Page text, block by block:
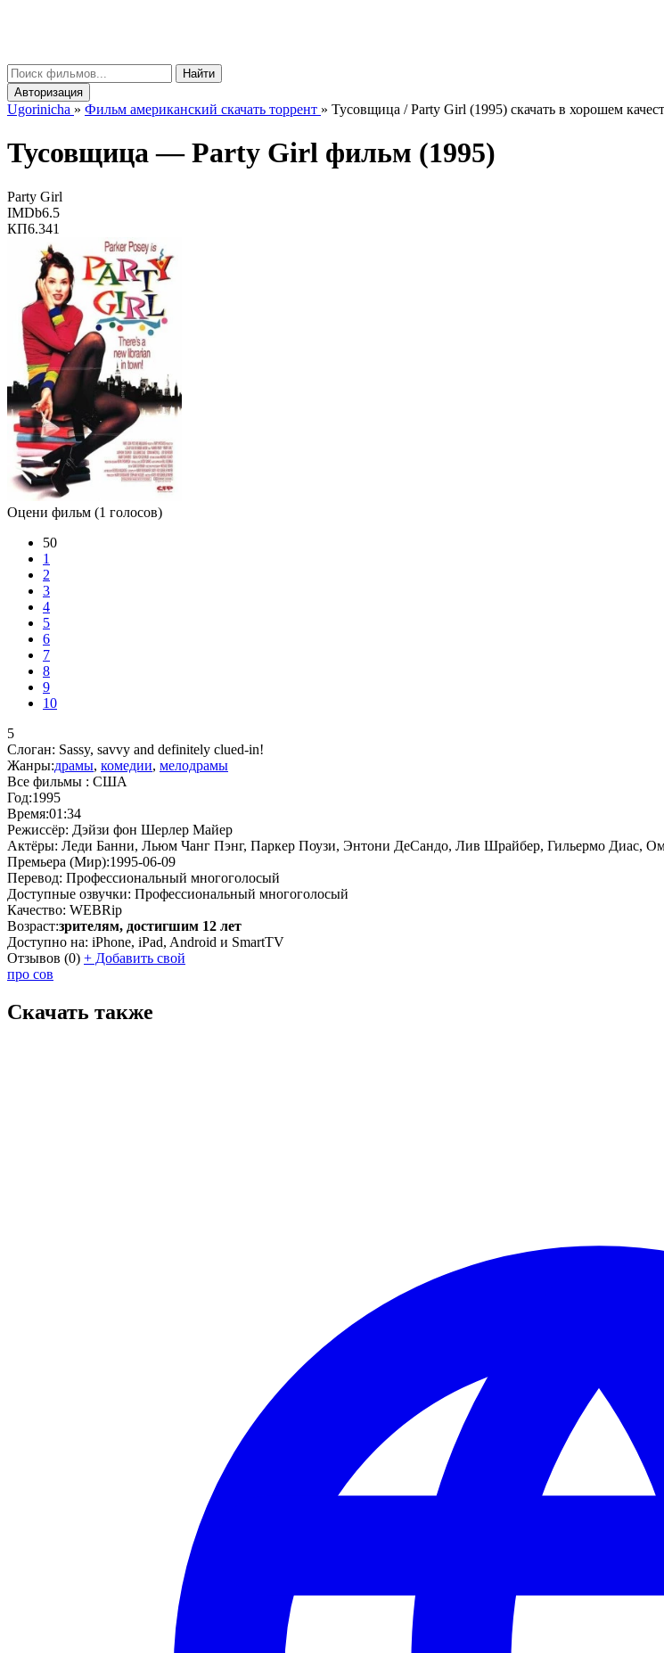
Найти
Авторизация
Ugorinicha » Фильм американский скачать торрент » Тусовщица / Party Girl (1995) скачать в хорошем
Тусовщица —Party Girl фильм (1995)
Party Girl
IMDb6.5
КП6.341
Оцени фильм (1 голосов)
50
1
2
3
4
5
6
7
8
9
10
5
Слоган: Sassy, savvy and definitely clued-in!
Жанры:драмы, комедии, мелодрамы
Все фильмы : США
Год:1995
Время:01:34
Режиссёр: Дэйзи фон Шерлер Майер
Актёры: Леди Банни, Льюм Чанг Пэнг, Паркер Поузи, Энтони ДеСандо, Лив Шрайбер, Гильермо Диас,
Премьера (Мир):1995-06-09
Перевод: Профессиональный многоголосый
Доступные озвучки: Профессиональный многоголосый
Качество: WEBRip
Возраст:зрителям, достигшим 12 лет
Доступно на: iPhone, iPad, Android и SmartTV
Отзывов (0) + Добавить свой
про сов
Скачать также